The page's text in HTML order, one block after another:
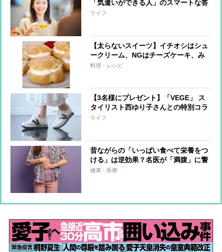
「気遣いができる人」のスマートな答
え方
ライフ
【太らないスイーツ】イチオシはシュ
ークリーム、NGはチーズケーキ、み
たらし団子
料理・レシピ
【3名様にプレゼント】「VEGE」 ス
タイリスト西ゆり子さんとの特別コラ
ボシューズが3種類登場
ライフ
昔ながらの「いっぱい食べて栄養をつ
ける」は逆効果？名医が「満腹」に警
鐘、不調を加速させてしまう恐れも
健康・医療